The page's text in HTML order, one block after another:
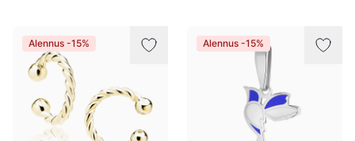
Alennus -15% Alennus -15%